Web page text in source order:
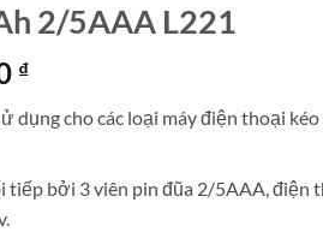
2/5AAA L221
₫
dụng cho các loại máy điện thoại kéo
tiếp bởi 3 viên pin đũa 2/5AAA, điện